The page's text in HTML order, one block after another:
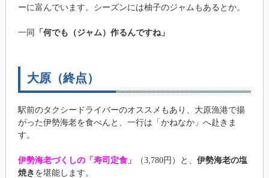
ーに富んでいます。シーズンには柚子のジャムもあるとか。
一同 「何でも（ジャム）作るんですね」
大原（終点）
駅前のタクシードライバーのオススメもあり、大原漁港で揚
がった伊勢海老を食べんと、一行は「かねなか」へ赴きま
す。
伊勢海老づくしの「寿司定食」 （3,780円）と、 伊勢海老の塩
焼き を堪能します。